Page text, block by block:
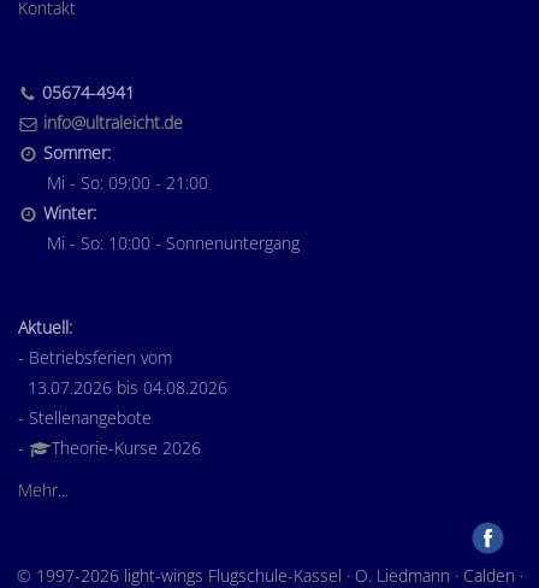
Kontakt
05674-4941
info@ultraleicht.de
Sommer:
Mi - So: 09:00 - 21:00
Winter:
Mi - So: 10:00 - Sonnenuntergang
Aktuell:
- Betriebsferien vom
13.07.2026 bis 04.08.2026
- Stellenangebote
-
Theorie-Kurse 2026
Mehr...
© 1997-2026 light-wings Flugschule-Kassel · O. Liedmann · Calden ·